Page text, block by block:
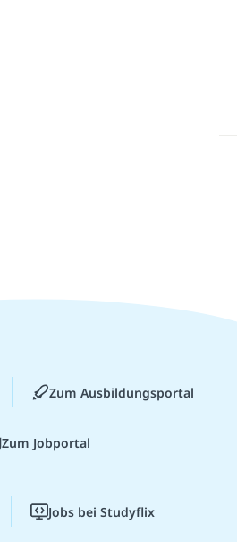
Zum Ausbildungsportal
Zum Jobportal
Jobs bei Studyflix